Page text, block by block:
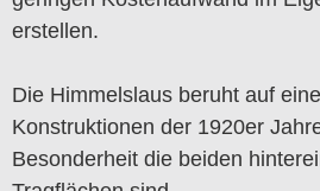
erstellen.
Die Himmelslaus beruht auf
Konstruktionen der 1920er
Besonderheit die beiden